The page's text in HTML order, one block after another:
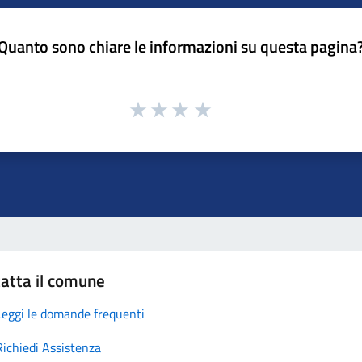
sono chiare le informazioni su questa
il comune
le domande frequenti
Assistenza